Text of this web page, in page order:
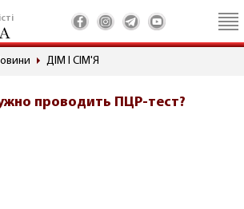
ДІМ І СІМ'Я
проводить ПЦР-тест?